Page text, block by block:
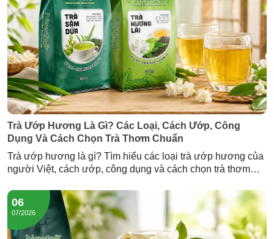
Trà Ướp Hương Là Gì? Các Loại, Cách Ướp, Công
Dụng Và Cách Chọn Trà Thơm Chuẩn
Trà ướp hương là gì? Tìm hiểu các loại trà ướp hương của
người Việt, cách ướp, công dụng và cách chọn trà thơm
06
07/2026